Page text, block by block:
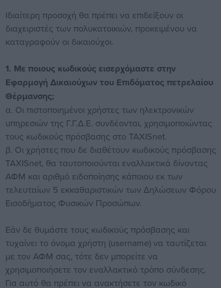
Ιδιαίτερη προσοχή θα πρέπει να επιδείξουν οι
διαχειριστές των πολυκατοικιών, προκειμένου να
καταγραφούν οι δικαιούχοι.
1. Με ποιους κωδικούς εισερχόμαστε στην
Εφαρμογή Δικαιούχων του Επιδόματος πετρελαίου
Θέρμανσης;
α. Οι πιστοποιημένοι χρήστες των ηλεκτρονικών
υπηρεσιών της Γ.Γ.Δ.Ε. συνδέονται, χρησιμοποιώντας
τους κωδικούς πρόσβασης στο TAXISnet.
β. Οι χρήστες που δε διαθέτουν κωδικούς πρόσβασης
TAXISnet, θα ταυτοποιούνται εναλλακτικά δίνοντας
ΑΦΜ και αριθμό ειδοποίησης κάποιου εκ των
τελευταίων 5 εκκαθαριστικών των Δηλώσεων Φόρου
Εισοδήματος Φυσικών Προσώπων.
Εάν δε θυμάστε τους κωδικούς πρόσβασης και
τυχαίνει το όνομα χρήστη (username) να ταυτίζεται
με τον ΑΦΜ σας, τότε δεν μπορείτε να
χρησιμοποιήσετε τον εναλλακτικό τρόπο σύνδεσης.
Για αυτό θα πρέπει να ανακτήσετε τον κωδικό